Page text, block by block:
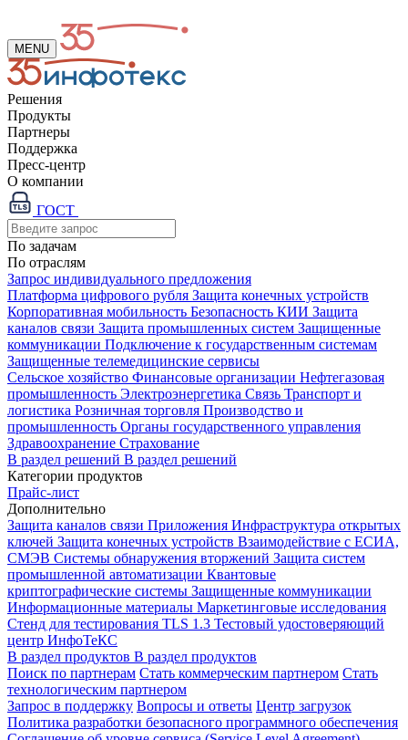
MENU
Решения
Продукты
Партнеры
Поддержка
Пресс-центр
О компании
ГОСТ
По задачам
По отраслям
Запрос индивидуального предложения
Платформа цифрового рубля Защита конечных устройств
Корпоративная мобильность Безопасность КИИ Защита
каналов связи Защита промышленных систем Защищенные
коммуникации Подключение к государственным системам
Защищенные телемедицинские сервисы
Сельское хозяйство Финансовые организации Нефтегазовая
промышленность Электроэнергетика Связь Транспорт и
логистика Розничная торговля Производство и
промышленность Органы государственного управления
Здравоохранение Страхование
В раздел решений В раздел решений
Категории продуктов
Прайс-лист
Дополнительно
Защита каналов связи Приложения Инфраструктура открытых
ключей Защита конечных устройств Взаимодействие с ЕСИА,
СМЭВ Системы обнаружения вторжений Защита систем
промышленной автоматизации Квантовые
криптографические системы Защищенные коммуникации
Информационные материалы Маркетинговые исследования
Стенд для тестирования TLS 1.3 Тестовый удостоверяющий
центр ИнфоТеКС
В раздел продуктов В раздел продуктов
Поиск по партнерам Стать коммерческим партнером Стать
технологическим партнером
Запрос в поддержку Вопросы и ответы Центр загрузок
Политика разработки безопасного программного обеспечения